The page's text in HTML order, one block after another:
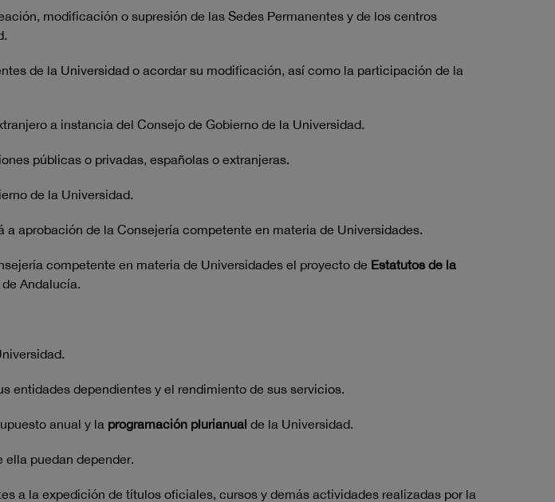
modificación o supresión de las Sedes Permanentes y de los centros
de la Universidad o acordar su modificación, así como la participación de la
a instancia del Consejo de Gobierno de la Universidad.
públicas o privadas, españolas o extranjeras.
de la Universidad.
aprobación de la Consejería competente en materia de Universidades.
competente en materia de Universidades el proyecto de Estatutos de la
Andalucía.
entidades dependientes y el rendimiento de sus servicios.
anual y la programación plurianual de la Universidad.
ella puedan depender.
a la expedición de títulos oficiales, cursos y demás actividades realizadas por la